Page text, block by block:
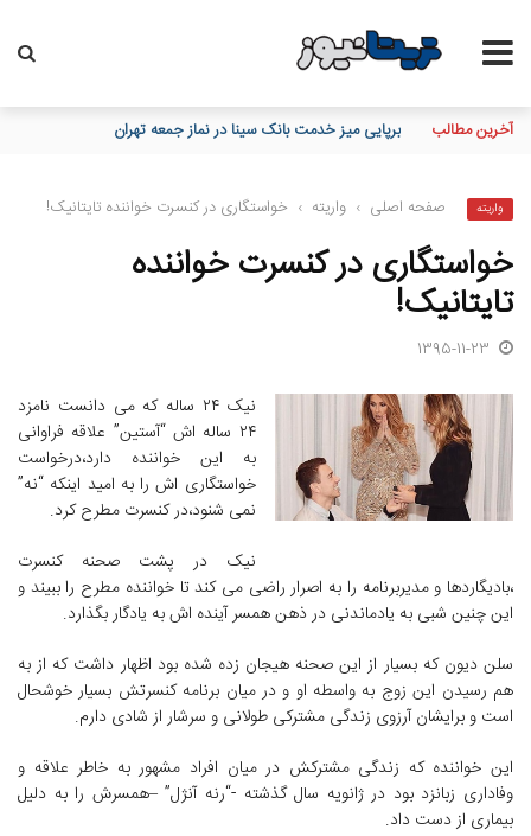
آخرین مطالب تاکید مدیرعامل بانک مسکن بر نقش خبرنگاران در اعتمادسازی و
واریته صفحه اصلی › واریته › خواستگاری در کنسرت خواننده تایتانیک!
خواستگاری در کنسرت خواننده
تایتانیک!
1395-11-23
نیک ۲۴ ساله که می دانست نامزد
۲۴ ساله اش “آستین” علاقه فراوانی
به این خواننده دارد،درخواست
خواستگاری اش را به امید اینکه “نه”
نمی شنود،در کنسرت مطرح کرد.
نیک در پشت صحنه کنسرت
،بادیگاردها و مدیربرنامه را به اصرار راضی می کند تا خواننده مطرح را ببیند و
این چنین شبی به یادماندنی در ذهن همسر آینده اش به یادگار بگذارد.
سلن دیون که بسیار از این صحنه هیجان زده شده بود اظهار داشت که از به
هم رسیدن این زوج به واسطه او و در میان برنامه کنسرتش بسیار خوشحال
است و برایشان آرزوی زندگی مشترکی طولانی و سرشار از شادی دارم.
این خواننده که زندگی مشترکش در میان افراد مشهور به خاطر علاقه و
وفاداری زبانزد بود در ژانویه سال گذشته -“رنه آنژل” –همسرش را به دلیل
بیماری از دست داد.